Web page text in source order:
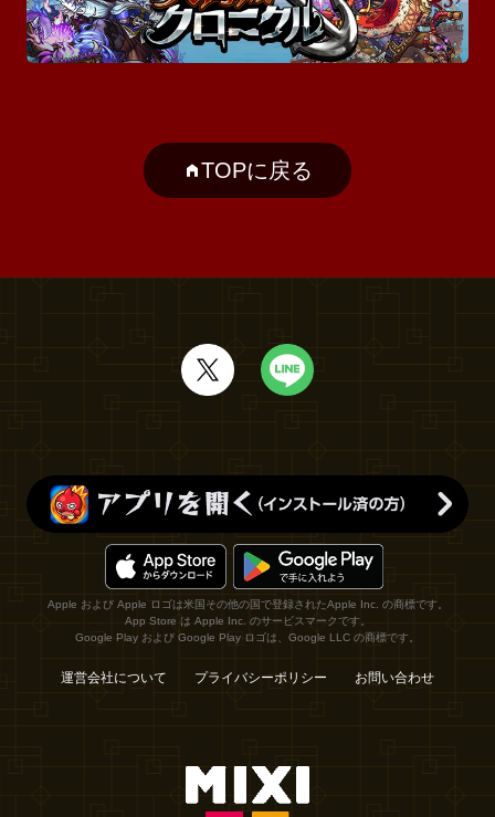
TOPに戻る
Apple および Apple ロゴは米国その他の国で登録されたApple Inc. の商標です。
App Store は Apple Inc. のサービスマークです。
Google Play および Google Play ロゴは、Google LLC の商標です。
運営会社について プライバシーポリシー お問い合わせ